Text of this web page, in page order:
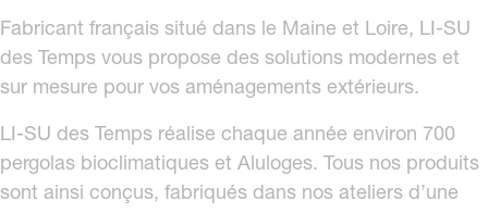
Fabricant français situé dans le Maine et Loire, LI-SU
des Temps vous propose des solutions modernes et
sur mesure pour vos aménagements extérieurs.
LI-SU des Temps réalise chaque année environ 700
pergolas bioclimatiques et Aluloges. Tous nos produits
sont ainsi conçus, fabriqués dans nos ateliers d’une